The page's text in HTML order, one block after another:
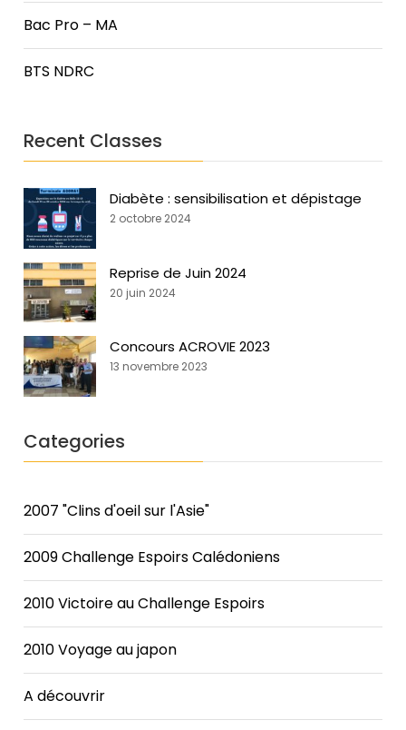
Bac Pro – MA
BTS NDRC
Recent Classes
Diabète : sensibilisation et dépistage
2 octobre 2024
Reprise de Juin 2024
20 juin 2024
Concours ACROVIE 2023
13 novembre 2023
Categories
2007 "Clins d'oeil sur l'Asie"
2009 Challenge Espoirs Calédoniens
2010 Victoire au Challenge Espoirs
2010 Voyage au japon
A découvrir